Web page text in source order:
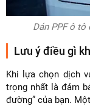
Dán PPF ô
Lưu ý điều gì
Khi lựa chọn dịch
trọng nhất là đảm
đường” của bạn.